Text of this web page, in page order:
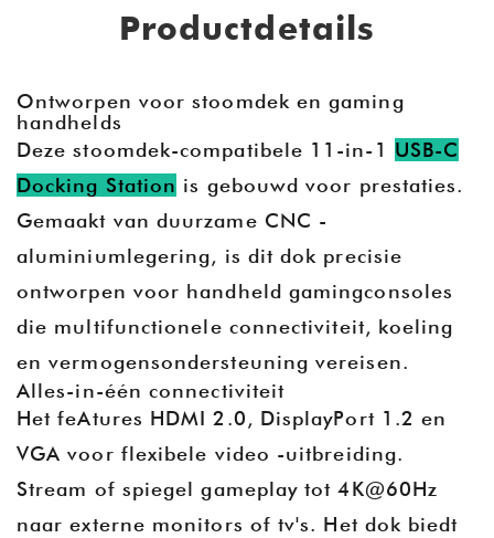
Productdetails
Ontworpen voor stoomdek en gaming
handhelds
Deze stoomdek-compatibele 11-in-1 USB-C
Docking Station is gebouwd voor prestaties.
Gemaakt van duurzame CNC -
aluminiumlegering, is dit dok precisie
ontworpen voor handheld gamingconsoles
die multifunctionele connectiviteit, koeling
en vermogensondersteuning vereisen.
Alles-in-één connectiviteit
Het feAtures HDMI 2.0, DisplayPort 1.2 en
VGA voor flexibele video -uitbreiding.
Stream of spiegel gameplay tot 4K@60Hz
naar externe monitors of tv's. Het dok biedt